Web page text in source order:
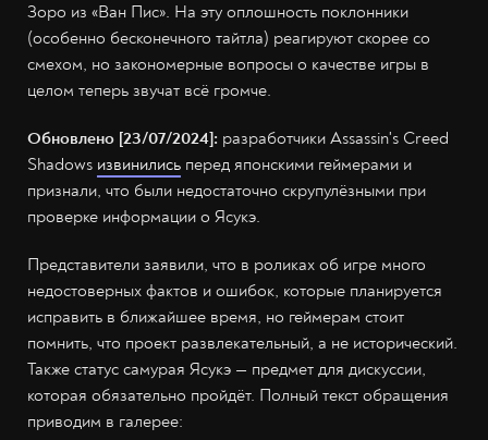
Зоро из «Ван Пис». На эту оплошность поклонники
(особенно бесконечного тайтла) реагируют скорее со
смехом, но закономерные вопросы о качестве игры в
целом теперь звучат всё громче.
Обновлено [23/07/2024]: разработчики Assassin's Creed
Shadows извинились перед японскими геймерами и
признали, что были недостаточно скрупулёзными при
проверке информации о Ясукэ.
Представители заявили, что в роликах об игре много
недостоверных фактов и ошибок, которые планируется
исправить в ближайшее время, но геймерам стоит
помнить, что проект развлекательный, а не исторический.
Также статус самурая Ясукэ — предмет для дискуссии,
которая обязательно пройдёт. Полный текст обращения
приводим в галерее: